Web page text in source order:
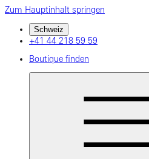
Zum Hauptinhalt springen
Schweiz
+41 44 218 59 59
Boutique finden